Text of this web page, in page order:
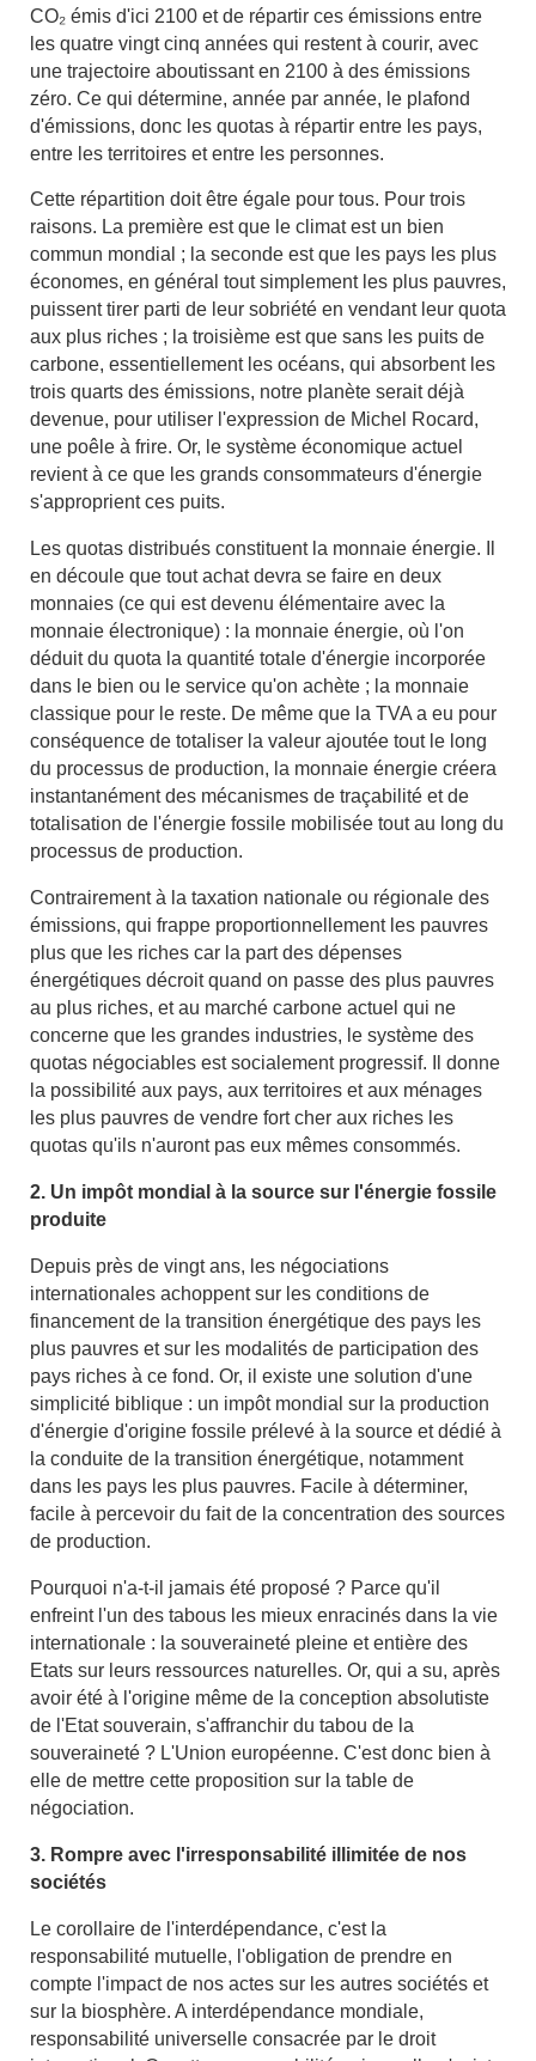
CO₂ émis d'ici 2100 et de répartir ces émissions entre
les quatre vingt cinq années qui restent à courir, avec
une trajectoire aboutissant en 2100 à des émissions
zéro. Ce qui détermine, année par année, le plafond
d'émissions, donc les quotas à répartir entre les pays,
entre les territoires et entre les personnes.
Cette répartition doit être égale pour tous. Pour trois
raisons. La première est que le climat est un bien
commun mondial ; la seconde est que les pays les plus
économes, en général tout simplement les plus pauvres,
puissent tirer parti de leur sobriété en vendant leur quota
aux plus riches ; la troisième est que sans les puits de
carbone, essentiellement les océans, qui absorbent les
trois quarts des émissions, notre planète serait déjà
devenue, pour utiliser l'expression de Michel Rocard,
une poêle à frire. Or, le système économique actuel
revient à ce que les grands consommateurs d'énergie
s'approprient ces puits.
Les quotas distribués constituent la monnaie énergie. Il
en découle que tout achat devra se faire en deux
monnaies (ce qui est devenu élémentaire avec la
monnaie électronique) : la monnaie énergie, où l'on
déduit du quota la quantité totale d'énergie incorporée
dans le bien ou le service qu'on achète ; la monnaie
classique pour le reste. De même que la TVA a eu pour
conséquence de totaliser la valeur ajoutée tout le long
du processus de production, la monnaie énergie créera
instantanément des mécanismes de traçabilité et de
totalisation de l'énergie fossile mobilisée tout au long du
processus de production.
Contrairement à la taxation nationale ou régionale des
émissions, qui frappe proportionnellement les pauvres
plus que les riches car la part des dépenses
énergétiques décroit quand on passe des plus pauvres
au plus riches, et au marché carbone actuel qui ne
concerne que les grandes industries, le système des
quotas négociables est socialement progressif. Il donne
la possibilité aux pays, aux territoires et aux ménages
les plus pauvres de vendre fort cher aux riches les
quotas qu'ils n'auront pas eux mêmes consommés.
2. Un impôt mondial à la source sur l'énergie fossile
produite
Depuis près de vingt ans, les négociations
internationales achoppent sur les conditions de
financement de la transition énergétique des pays les
plus pauvres et sur les modalités de participation des
pays riches à ce fond. Or, il existe une solution d'une
simplicité biblique : un impôt mondial sur la production
d'énergie d'origine fossile prélevé à la source et dédié à
la conduite de la transition énergétique, notamment
dans les pays les plus pauvres. Facile à déterminer,
facile à percevoir du fait de la concentration des sources
de production.
Pourquoi n'a-t-il jamais été proposé ? Parce qu'il
enfreint l'un des tabous les mieux enracinés dans la vie
internationale : la souveraineté pleine et entière des
Etats sur leurs ressources naturelles. Or, qui a su, après
avoir été à l'origine même de la conception absolutiste
de l'Etat souverain, s'affranchir du tabou de la
souveraineté ? L'Union européenne. C'est donc bien à
elle de mettre cette proposition sur la table de
négociation.
3. Rompre avec l'irresponsabilité illimitée de nos
sociétés
Le corollaire de l'interdépendance, c'est la
responsabilité mutuelle, l'obligation de prendre en
compte l'impact de nos actes sur les autres sociétés et
sur la biosphère. A interdépendance mondiale,
responsabilité universelle consacrée par le droit